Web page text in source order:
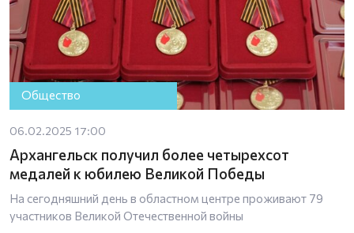
Общество
06.02.2025 17:00
Архангельск получил более четырехсот
медалей к юбилею Великой Победы
На сегодняшний день в областном центре проживают 79
участников Великой Отечественной войны